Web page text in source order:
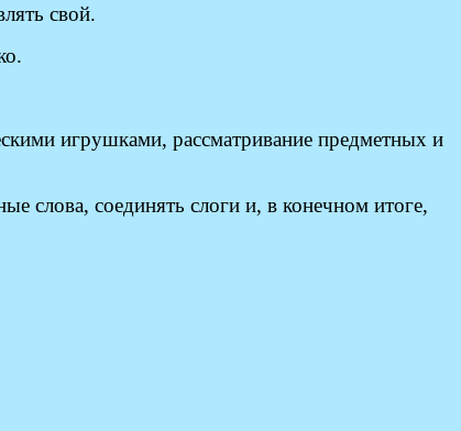
свой.
игрушками, рассматривание предметных и
слова, соединять слоги и, в конечном итоге,